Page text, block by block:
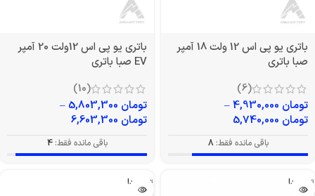
باتری یو پی اس 12 ولت 18 آمپر
صبا باتری
(6)
تومان
–
تومان
باقی مانده فقط: 8
باتری یو پی اس 12ولت 20 آمپر
EV صبا باتری
(10)
تومان
–
تومان
باقی مانده فقط: 4
تمام شد! تمام شد!